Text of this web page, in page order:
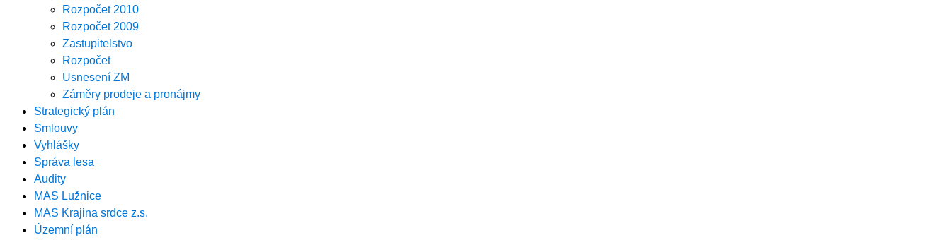
Rozpočet 2010
Rozpočet 2009
Zastupitelstvo
Rozpočet
Usnesení ZM
Záměry prodeje a pronájmy
Strategický plán
Smlouvy
Vyhlášky
Správa lesa
Audity
MAS Lužnice
MAS Krajina srdce z.s.
Územní plán